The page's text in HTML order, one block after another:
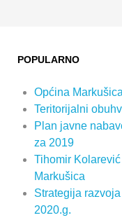
POPULARNO
Općina
Teritorijalni
Plan javne
za 2019
Tihomir
Markušica
Strategija
2020.g.